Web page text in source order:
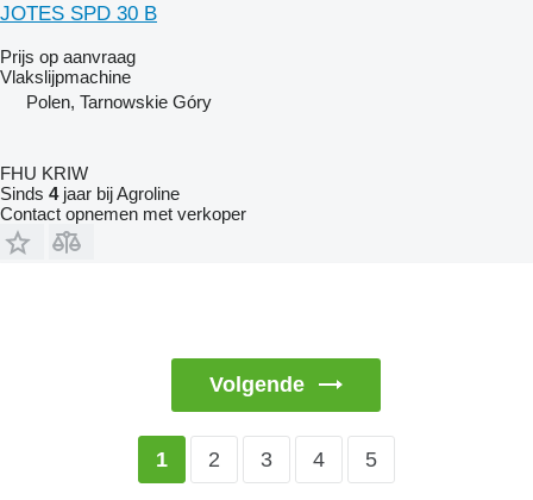
JOTES SPD 30 B
Prijs op aanvraag
Vlakslijpmachine
Polen, Tarnowskie Góry
FHU KRIW
Sinds 4jaar bij Agroline
Contact opnemen met verkoper
Volgende
1 2 3 4 5